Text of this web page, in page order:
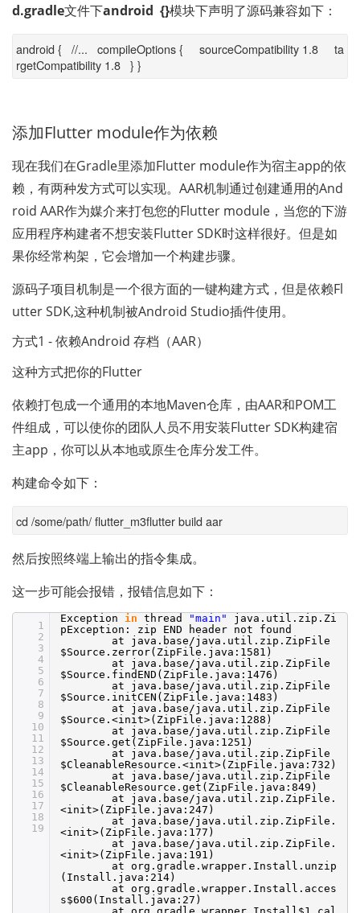
d.gradle文件下android  {}模块下声明了源码兼容如下：
android { //... compileOptions { sourceCompatibility 1.8 ta
rgetCompatibility 1.8 } }
添加Flutter module作为依赖
现在我们在Gradle里添加Flutter module作为宿主app的依
赖，有两种发方式可以实现。AAR机制通过创建通用的And
roid AAR作为媒介来打包您的Flutter module，当您的下游
应用程序构建者不想安装Flutter SDK时这样很好。但是如
果你经常构架，它会增加一个构建步骤。
源码子项目机制是一个很方面的一键构建方式，但是依赖Fl
utter SDK,这种机制被Android Studio插件使用。
方式1 - 依赖Android 存档（AAR）
这种方式把你的Flutter
依赖打包成一个通用的本地Maven仓库，由AAR和POM工
件组成，可以使你的团队人员不用安装Flutter SDK构建宿
主app，你可以从本地或原生仓库分发工件。
构建命令如下：
cd /some/path/ flutter_m3flutter build aar
然后按照终端上输出的指令集成。
这一步可能会报错，报错信息如下：
1
2
3
4
5
6
7
8
9
10
11
12
13
14
15
16
17
18
19
Exception in thread "main"
java.util.zip.Zi
pException: zip END header not found
at java.base/java .util.zip.ZipFile
$Source.zerror(ZipFile.java:1581)
at java.base/java .util.zip.ZipFile
$Source.findEND(ZipFile.java:1476)
at java.base/java .util.zip.ZipFile
$Source.initCEN(ZipFile.java:1483)
at java.base/java .util.zip.ZipFile
$Source.<init>(ZipFile.java:1288)
at java.base/java .util.zip.ZipFile
$Source.get(ZipFile.java:1251)
at java.base/java .util.zip.ZipFile
$CleanableResource.<init>(ZipFile.java:732)
at java.base/java .util.zip.ZipFile
$CleanableResource.get(ZipFile.java:849)
at java.base/java .util.zip.ZipFile.
<init>(ZipFile.java:247)
at java.base/java .util.zip.ZipFile.
<init>(ZipFile.java:177)
at java.base/java .util.zip.ZipFile.
<init>(ZipFile.java:191)
at org.gradle.wrapper.Install.unzip
(Install.java:214)
at org.gradle.wrapper.Install.acces
s$600(Install.java:27)